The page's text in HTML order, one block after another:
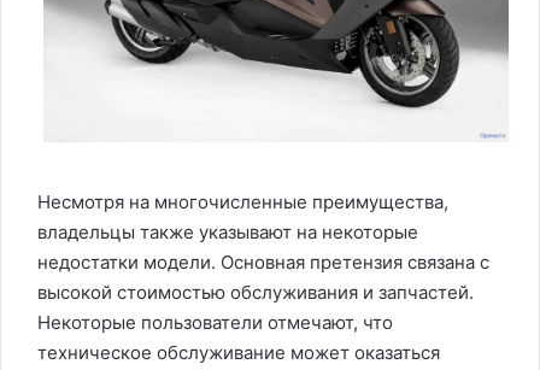
Несмотря на многочисленные преимущества,
владельцы также указывают на некоторые
недостатки модели. Основная претензия связана с
высокой стоимостью обслуживания и запчастей.
Некоторые пользователи отмечают, что
техническое обслуживание может оказаться